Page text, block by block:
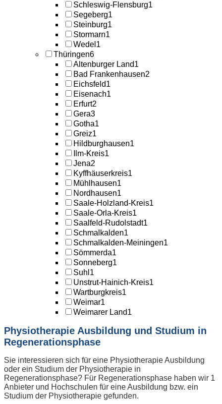
Schleswig-Flensburg1
Segeberg1
Steinburg1
Stormarn1
Wedel 1
Thüringen6
Altenburger Land1
Bad Frankenhausen2
Eichsfeld1
Eisenach1
Erfurt2
Gera3
Gotha1
Greiz1
Hildburghausen1
Ilm-Kreis1
Jena2
Kyffhäuserkreis1
Mühlhausen1
Nordhausen1
Saale-Holzland-Kreis1
Saale-Orla-Kreis1
Saalfeld-Rudolstadt1
Schmalkalden1
Schmalkalden-Meiningen1
Sömmerda1
Sonneberg1
Suhl 1
Unstrut-Hainich-Kreis1
Wartburgkreis1
Weimar1
Weimarer Land1
Physiotherapie Ausbildung und Studium in
Regenerationsphase
Sie interessieren sich für eine Physiotherapie Ausbildung
oder ein Studium der Physiotherapie in
Regenerationsphase? Für Regenerationsphase haben wir 1
Anbieter und Hochschulen für eine Ausbildung bzw. ein
Studium der Physiotherapie gefunden.